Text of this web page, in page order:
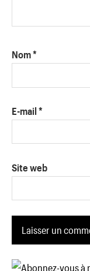
Nom*
E-mail *
Site web